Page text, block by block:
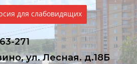
для слабовидящих
271
ул. Лесная. д.18Б